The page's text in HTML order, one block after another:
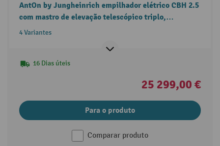
AntOn by Jungheinrich empilhador elétrico CBH 2.5
com mastro de elevação telescópico triplo,
capacidade de carga 2.500 kg e cabina de proteção
4 Variantes
16 Dias úteis
25 299,00 €
Para o produto
Comparar produto